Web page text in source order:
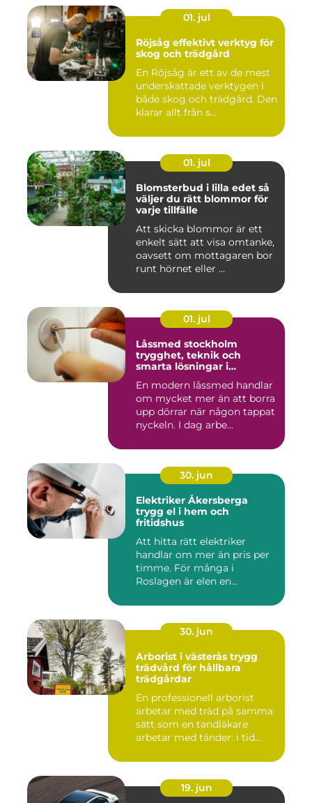
01. jul
Röjsåg effektivt verktyg för
skog och trädgård
En Röjsåg är ett av de mest
underskattade verktygen i
både skog och trädgård. Den
klarar allt från s...
01. jul
Blomsterbud i lilla edet så
väljer du rätt blommor för
varje tillfälle
Att skicka blommor är ett
enkelt sätt att visa omtanke,
oavsett om mottagaren bor
runt hörnet eller ...
01. jul
Låssmed stockholm
trygghet, teknik och
smarta lösningar i
En modern låssmed handlar
om mycket mer än att borra
upp dörrar när någon tappat
nyckeln. I dag arbe...
30. jun
Elektriker Åkersberga
trygg el i hem och
fritidshus
Att hitta rätt elektriker
handlar om mer än pris per
timme. För många i
Roslagen är elen en
30. jun
Arborist i västerås trygg
trädvård för hållbara
trädgårdar
En professionell arborist
arbetar med träd på samma
sätt som en tandläkare
arbetar med tänder: i tid...
19. jun